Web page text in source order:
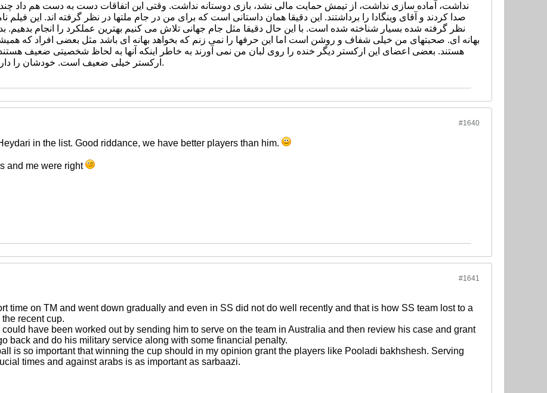
نداشت، آماده سازی نداشت، از تیمش حمایت مالی نشد، بازی دوستانه نداشت. وقتی این اتفاقات دست به دست هم داد چند
صدا کردند و آقای وینگادا را برداشتند. این دقیقا همان داستانی است که برای من در جام ملتها در نظر گرفته اند. این فیلم
نظر گرفته شده بسیار شناخته شده است. با این حال دقیقا مثل جام جهانی تلاش می کنیم بهترین عملکرد را انجام بدهیم.
بهانه ای. صحبتهای من خیلی شفاف و روشن است اما این حرفها را نمی زنم که بخواهد بهانه ای باشد مثل بعضی افراد که همیشه
هستند. بعضی اعضای این ارکستر دیگر خنده را روی لبان من نمی آورند به خاطر اینکه آنها به لحاظ شخصیتی ضعیف
ارکستر خیلی ضعیف است. خودشان را دارند ارزان می فروشند.
#1640
in the list. Good riddance, we have better players than him.
and me were right
#1641
time on TM and went down gradually and even in SS did not do well recently and that is how SS team lost to a
recent cup.
have been worked out by sending him to serve on the team in Australia and then review his case and grant
back and do his military service along with some financial penalty.
is so important that winning the cup should in my opinion grant the players like Pooladi bakhshesh. Serving
times and against arabs is as important as sarbaazi.